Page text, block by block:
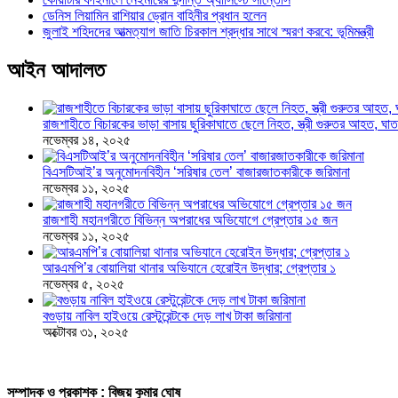
ডেনিস লিয়ামিন রাশিয়ার ড্রোন বাহিনীর প্রধান হলেন
জুলাই শহিদদের আত্মত্যাগ জাতি চিরকাল শ্রদ্ধার সাথে স্মরণ করবে: ভূমিমন্ত্রী
আইন আদালত
রাজশাহীতে বিচারকের ভাড়া বাসায় ছুরিকাঘাতে ছেলে নিহত, স্ত্রী গুরুতর আহত,
নভেম্বর ১৪, ২০২৫
বিএসটিআই’র অনুমোদনবিহীন ‘সরিষার তেল’ বাজারজাতকারীকে জরিমানা
নভেম্বর ১১, ২০২৫
রাজশাহী মহানগরীতে বিভিন্ন অপরাধের অভিযোগে গ্রেপ্তার ১৫ জন
নভেম্বর ১১, ২০২৫
আরএমপি’র বোয়ালিয়া থানার অভিযানে হেরোইন উদ্ধার; গ্রেপ্তার ১
নভেম্বর ৫, ২০২৫
বগুড়ায় নাবিল হাইওয়ে রেস্টুরেন্টকে দেড় লাখ টাকা জরিমানা
অক্টোবর ৩১, ২০২৫
সম্পাদক ও প্রকাশক : বিজয় কুমার ঘোষ